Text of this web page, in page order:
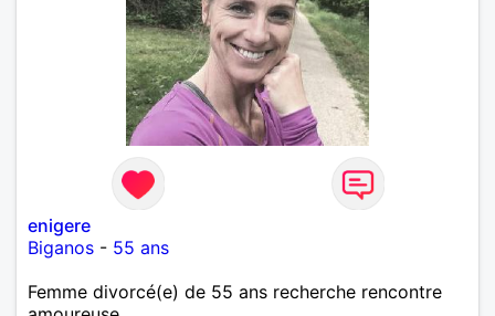
enigere
Biganos - 55 ans
Femme divorcé(e) de 55 ans recherche rencontre